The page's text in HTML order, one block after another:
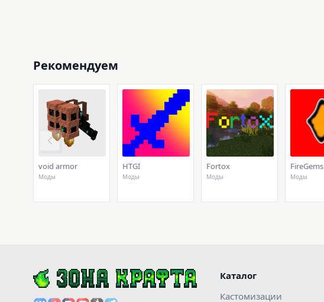
Рекомендуем
void armor
Моды
HTGI
Моды
Fortox
Моды
FireGems
Моды
Каталог
Кастомизации